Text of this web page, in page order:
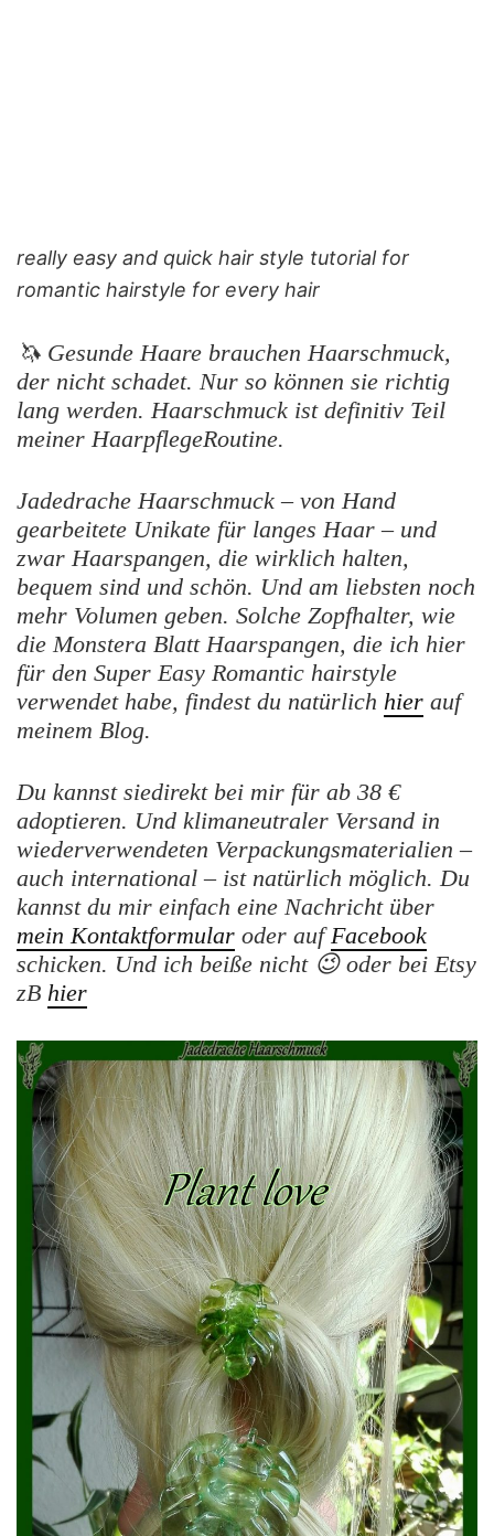
really easy and quick hair style tutorial for
romantic hairstyle for every hair
🦄 Gesunde Haare brauchen Haarschmuck,
der nicht schadet. Nur so können sie richtig
lang werden. Haarschmuck ist definitiv Teil
meiner HaarpflegeRoutine.
Jadedrache Haarschmuck – von Hand
gearbeitete Unikate für langes Haar – und
zwar Haarspangen, die wirklich halten,
bequem sind und schön. Und am liebsten noch
mehr Volumen geben. Solche Zopfhalter, wie
die Monstera Blatt Haarspangen, die ich hier
für den Super Easy Romantic hairstyle
verwendet habe, findest du natürlich hier auf
meinem Blog.
Du kannst siedirekt bei mir für ab 38 €
adoptieren. Und klimaneutraler Versand in
wiederverwendeten Verpackungsmaterialien –
auch international – ist natürlich möglich. Du
kannst du mir einfach eine Nachricht über
mein Kontaktformular oder aufFacebook
schicken. Und ich beiße nicht 😉oder bei Etsy
zB hier